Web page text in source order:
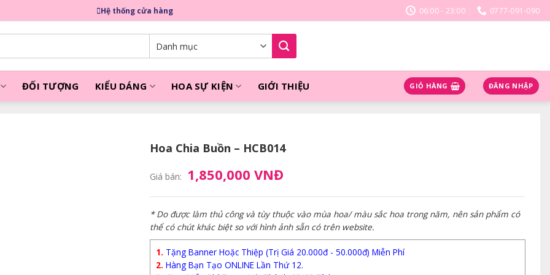
Hệ thống cửa hàng 06:00 - 23:00 0777-091-090
ĐỐI TƯỢNG KIỂU DÁNG HOA SỰ KIỆN GIỚI THIỆU GIỎ HÀNG ĐĂNG NHẬP
Hoa Chia Buồn – HCB014
Giá bán: 1,850,000 VNĐ
* Do được làm thủ công và tùy thuộc vào mùa hoa/ màu sắc hoa trong năm, nên sản phẩm có
thể có chút khác biệt so với hình ảnh sẵn có trên website.
1. Tặng Banner Hoặc Thiệp (Trị Giá 20.000đ - 50.000đ) Miễn Phí
2. Hàng Bạn Tạo ONLINE Lần Thứ 12.